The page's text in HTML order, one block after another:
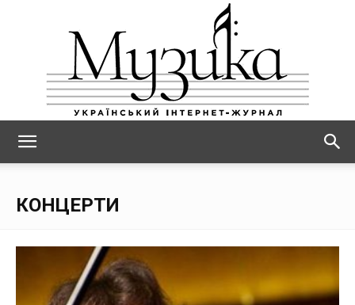
КОНЦЕРТИ